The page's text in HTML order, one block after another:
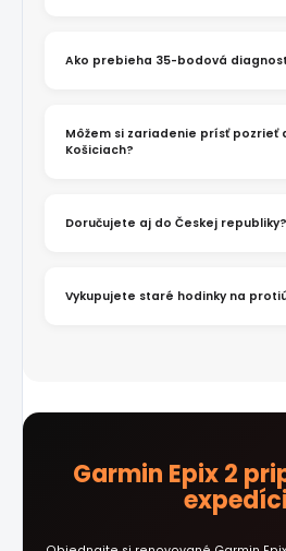
Ako prebieha 35-bodová
Môžem si zariadenie prísť pozrieť
Košiciach?
Doručujete aj do Českej republiky?
Vykupujete staré hodinky na
Garmin Epix 2